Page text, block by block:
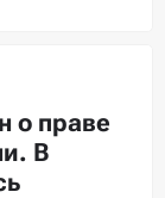
о праве
В